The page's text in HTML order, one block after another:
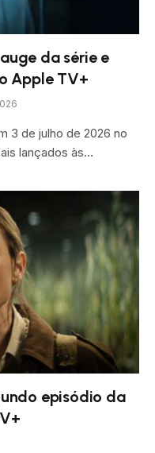
da série e
Apple TV+
3 de julho de 2026 no
lançados às…
episódio da